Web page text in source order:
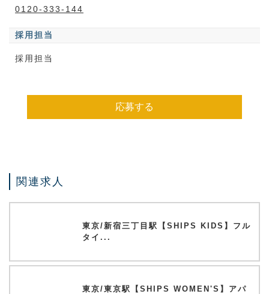
0120-333-144
採用担当
採用担当
応募する
関連求人
東京/新宿三丁目駅【SHIPS KIDS】フル
タイ...
東京/東京駅【SHIPS WOMEN'S】アパ